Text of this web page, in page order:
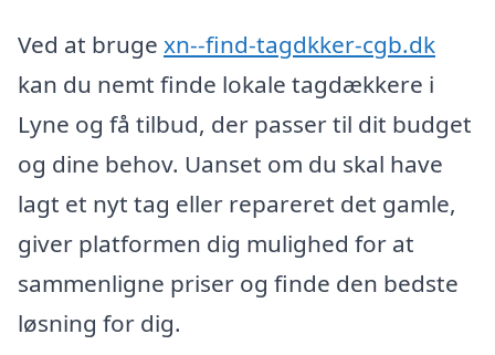
Ved at bruge xn--find-tagdkker-cgb.dk
kan du nemt finde lokale tagdækkere i
Lyne og få tilbud, der passer til dit budget
og dine behov. Uanset om du skal have
lagt et nyt tag eller repareret det gamle,
giver platformen dig mulighed for at
sammenligne priser og finde den bedste
løsning for dig.